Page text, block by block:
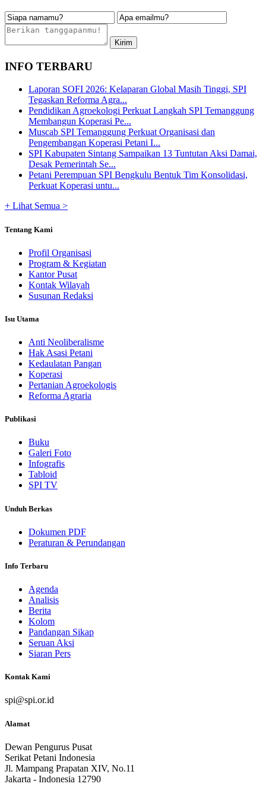
INFO TERBARU
Laporan SOFI 2026: Kelaparan Global Masih Tinggi, SPI
Tegaskan Reforma Agra...
Pendidikan Agroekologi Perkuat Langkah SPI Temanggung
Membangun Koperasi Pe...
Muscab SPI Temanggung Perkuat Organisasi dan
Pengembangan Koperasi Petani I...
SPI Kabupaten Sintang Sampaikan 13 Tuntutan Aksi Damai,
Desak Pemerintah Se...
Petani Perempuan SPI Bengkulu Bentuk Tim Konsolidasi,
Perkuat Koperasi untu...
+ Lihat Semua >
Tentang Kami
Profil Organisasi
Program & Kegiatan
Kantor Pusat
Kontak Wilayah
Susunan Redaksi
Isu Utama
Anti Neoliberalisme
Hak Asasi Petani
Kedaulatan Pangan
Koperasi
Pertanian Agroekologis
Reforma Agraria
Publikasi
Buku
Galeri Foto
Infografis
Tabloid
SPI TV
Unduh Berkas
Dokumen PDF
Peraturan & Perundangan
Info Terbaru
Agenda
Analisis
Berita
Kolom
Pandangan Sikap
Seruan Aksi
Siaran Pers
Kontak Kami
spi@spi.or.id
Alamat
Dewan Pengurus Pusat
Serikat Petani Indonesia
Jl. Mampang Prapatan XIV, No.11
Jakarta - Indonesia 12790